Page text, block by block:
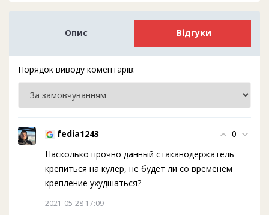
Опис Відгуки
Порядок виводу коментарів:
fedia1243
0
Насколько прочно данный стаканодержатель
крепиться на кулер, не будет ли со временем
крепление ухудшаться?
2021-05-28 17:09